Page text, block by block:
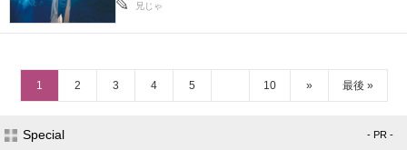
兄じゃ
1 2 3 4 5 10 » 最後 »
Special - PR -